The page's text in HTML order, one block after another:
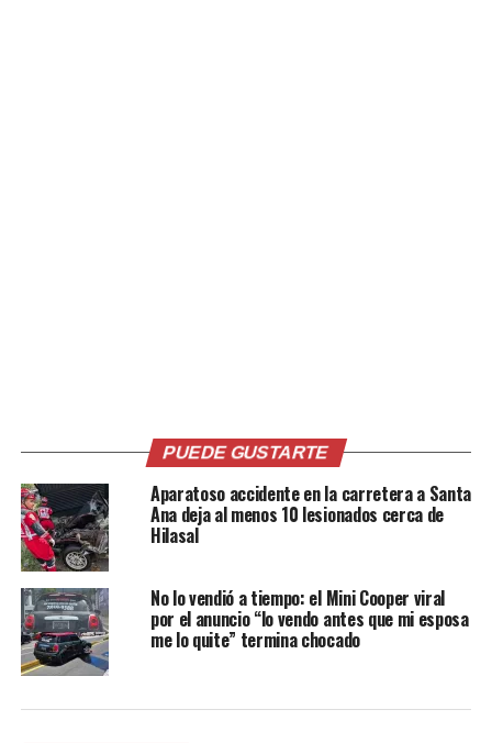
00:00 00:59
Comparte esto:
Facebook X
PUEDE GUSTARTE
Aparatoso accidente en la carretera a Santa
Ana deja al menos 10 lesionados cerca de
Hilasal
No lo vendió a tiempo: el Mini Cooper viral
por el anuncio “lo vendo antes que mi esposa
me lo quite” termina chocado